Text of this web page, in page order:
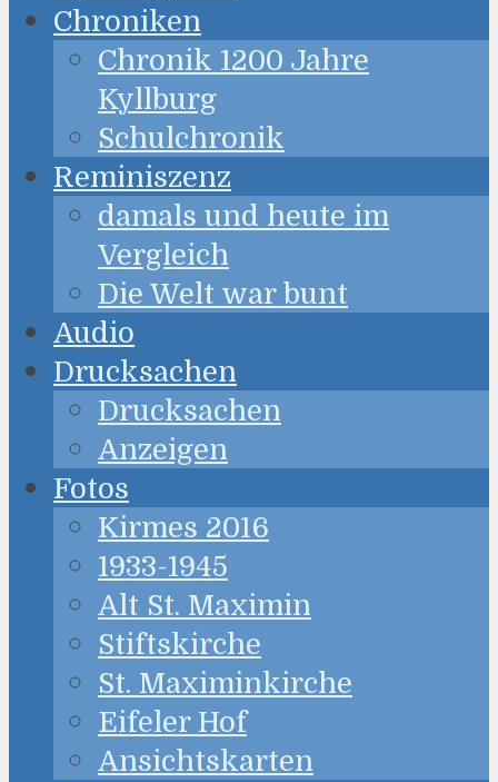
Chroniken
Chronik 1200 Jahre
Kyllburg
Schulchronik
Reminiszenz
damals und heute im
Vergleich
Die Welt war bunt
Audio
Drucksachen
Drucksachen
Anzeigen
Fotos
Kirmes 2016
1933-1945
Alt St. Maximin
Stiftskirche
St. Maximinkirche
Eifeler Hof
Ansichtskarten